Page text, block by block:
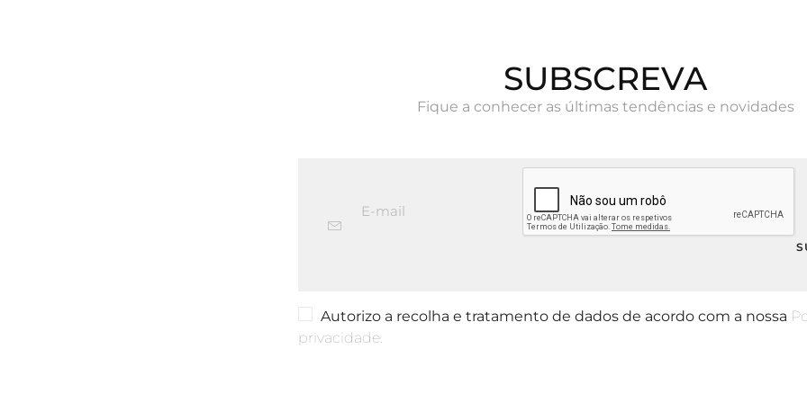
SUBSCREVA
Fique a conhecer as últimas tendências e novidades
Autorizo a recolha e tratamento de dados de acordo com a nossa
privacidade.